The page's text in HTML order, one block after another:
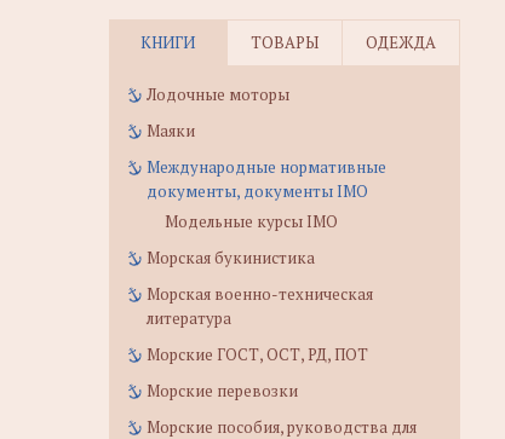
КНИГИ ТОВАРЫ ОДЕЖДА
Лодочные моторы
Маяки
Международные нормативные
документы, документы IMO
Модельные курсы IMO
Морская букинистика
Морская военно-техническая
литература
Морские ГОСТ, ОСТ, РД, ПОТ
Морские перевозки
Морские пособия, руководства для